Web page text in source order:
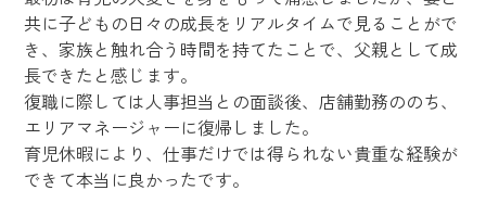
共に子どもの日々の成長をリアルタイムで見ることがで
き、家族と触れ合う時間を持てたことで、父親として成
長できたと感じます。
復職に際しては人事担当との面談後、店舗勤務ののち、
エリアマネージャーに復帰しました。
育児休暇により、仕事だけでは得られない貴重な経験が
できて本当に良かったです。